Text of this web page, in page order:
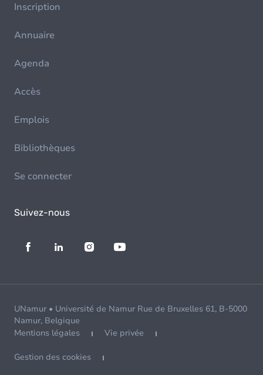
Inscription
Annuaire
Agenda
Accès
Emplois
Bibliothèques
Se connecter
Suivez-nous
UNamur • Université de Namur Rue de Bruxelles 61, B-5000
Namur, Belgique
Mentions légales
Vie privée
Gestion des cookies